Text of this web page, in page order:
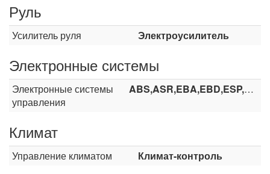
Руль
Усилитель руля Электроусилитель
Электронные системы
Электронные системы
управления
ABS,ASR,EBA,EBD,ESP,HHC
Климат
Управление климатом Климат-контроль